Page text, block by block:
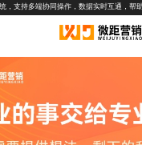
，支持多端协同操作，数据实时互通，帮